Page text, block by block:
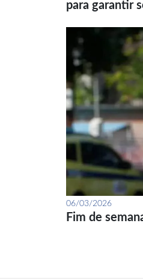
para garantir
06/03/2026
Fim de